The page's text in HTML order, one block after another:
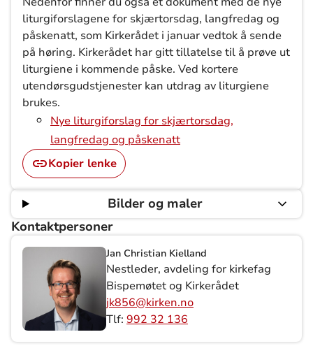
liturgiforslagene for skjærtorsdag, langfredag og
påskenatt, som Kirkerådet i januar vedtok å sende
på høring. Kirkerådet har gitt tillatelse til å prøve ut
liturgiene i kommende påske. Ved kortere
utendørsgudstjenester kan utdrag av liturgiene
brukes.
Nye liturgiforslag for skjærtorsdag,
langfredag og påskenatt
Kopier lenke
Bilder og maler
Kontaktpersoner
Jan Christian Kielland
Nestleder, avdeling for kirkefag
Bispemøtet og Kirkerådet
jk856@kirken.no
Tlf: 992 32 136